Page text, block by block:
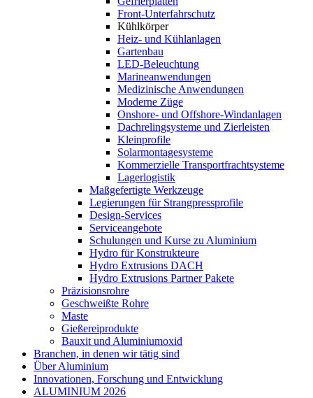
Front-Unterfahrschutz
Kühlkörper
Heiz- und Kühlanlagen
Gartenbau
LED-Beleuchtung
Marineanwendungen
Medizinische Anwendungen
Moderne Züge
Onshore- und Offshore-Windanlagen
Dachrelingsysteme und Zierleisten
Kleinprofile
Solarmontagesysteme
Kommerzielle Transportfrachtsysteme
Lagerlogistik
Maßgefertigte Werkzeuge
Legierungen für Strangpressprofile
Design-Services
Serviceangebote
Schulungen und Kurse zu Aluminium
Hydro für Konstrukteure
Hydro Extrusions DACH
Hydro Extrusions Partner Pakete
Präzisionsrohre
Geschweißte Rohre
Maste
Gießereiprodukte
Bauxit und Aluminiumoxid
Branchen, in denen wir tätig sind
Über Aluminium
Innovationen, Forschung und Entwicklung
ALUMINIUM 2026